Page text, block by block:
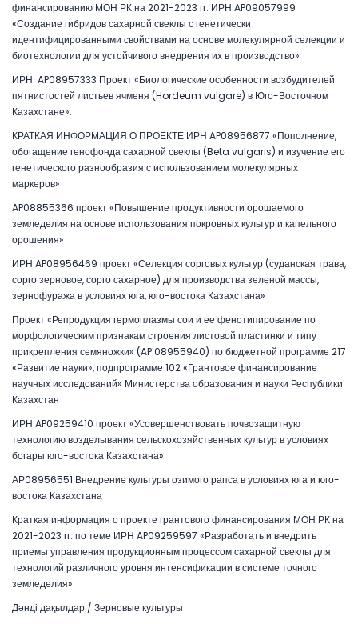
финансированию МОН РК на 2021-2023 гг. ИРН AP09057999
«Создание гибридов сахарной свеклы с генетически
идентифицированными свойствами на основе молекулярной селекции и
биотехнологии для устойчивого внедрения их в производство»
ИРН: AP08957333 Проект «Биологические особенности возбудителей
пятнистостей листьев ячменя (Hordeum vulgare) в Юго-Восточном
Казахстане».
КРАТКАЯ ИНФОРМАЦИЯ О ПРОЕКТЕ ИРН AP08956877 «Пополнение,
обогащение генофонда сахарной свеклы (Beta vulgaris) и изучение его
генетического разнообразия с использованием молекулярных
маркеров»
AP08855366 проект «Повышение продуктивности орошаемого
земледелия на основе использования покровных культур и капельного
орошения»
ИРН AP08956469 проект «Селекция сорговых культур (суданская трава,
сорго зерновое, сорго сахарное) для производства зеленой массы,
зернофуража в условиях юга, юго-востока Казахстана»
Проект «Репродукция гермоплазмы сои и ее фенотипирование по
морфологическим признакам строения листовой пластинки и типу
прикрепления семяножки» (AP 08955940) по бюджетной программе 217
«Развитие науки», подпрограмме 102 «Грантовое финансирование
научных исследований» Министерства образования и науки Республики
Казахстан
ИРН AP09259410 проект «Усовершенствовать почвозащитную
технологию возделывания сельскохозяйственных культур в условиях
богары юго-востока Казахстана»
АР08956551 Внедрение культуры озимого рапса в условиях юга и юго-
востока Казахстана
Краткая информация о проекте грантового финансирования МОН РК на
2021-2023 гг. по теме ИРН AP09259597 «Разработать и внедрить
приемы управления продукционным процессом сахарной свеклы для
технологий различного уровня интенсификации в системе точного
земледелия»
Дәнді дақылдар / Зерновые культуры